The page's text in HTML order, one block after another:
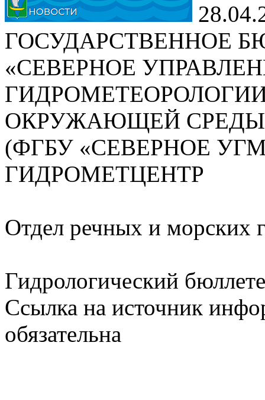
ГОСУДАРСТВЕННОЕ
«СЕВЕРНОЕ
ОКРУЖАЮЩЕЙ
(ФГБУ «СЕВЕРНОЕ
ГИДРОМЕТЦЕНТР
Отдел речных и морских
Гидрологический
Ссылка на источник
обязательна